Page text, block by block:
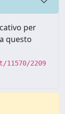
per
questo
2209